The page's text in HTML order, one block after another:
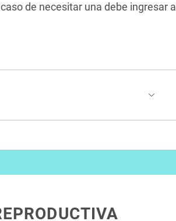
de necesitar una debe ingresar a